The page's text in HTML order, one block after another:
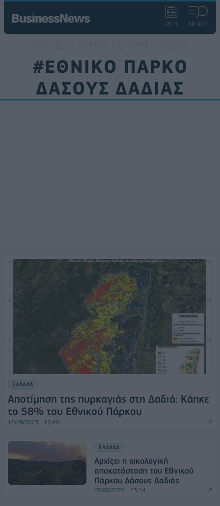
ΡΟΗ ΜΕΝΟΥ
#ΕΘΝΙΚΟ ΠΑΡΚΟ
ΔΑΣΟΥΣ ΔΑΔΙΑΣ
ΕΛΛΑΔΑ
Αποτίμηση της πυρκαγιάς στη Δαδιά: Κάηκε
το 58% του Εθνικού Πάρκου
10/09/2023 - 17:49
ΕΛΛΑΔΑ
Αρχίζει η οικολογική
αποκατάσταση του Εθνικού
Πάρκου Δάσους Δαδιάς
02/08/2022 - 13:54